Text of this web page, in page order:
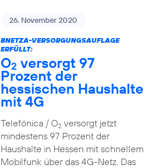
26. November 2020
BNETZA-VERSORGUNGSAUFLAGE
ERFÜLLT:
O2 versorgt 97
Prozent der
hessischen Haushalte
mit 4G
Telefónica / O2versorgt jetzt
mindestens 97 Prozent der
Haushalte in Hessen mit schnellem
Mobilfunk über das 4G-Netz. Das